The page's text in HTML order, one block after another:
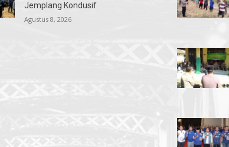
Jemplang Kondusif
Agustus 8, 2026